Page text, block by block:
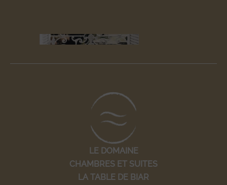
LE DOMAINE
CHAMBRES ET SUITES
LA TABLE DE BIAR